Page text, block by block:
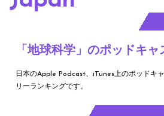
「地球科学」のポッドキ
日本のApple Podcast、iTunes上のポッドキ
リーランキングです。